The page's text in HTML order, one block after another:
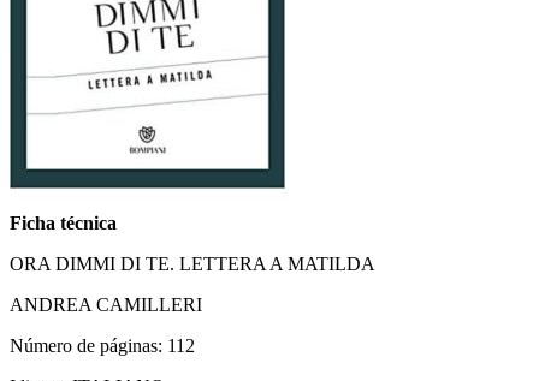
Ficha técnica
ORA DIMMI DI TE. LETTERA A MATILDA
ANDREA CAMILLERI
Número de páginas: 112